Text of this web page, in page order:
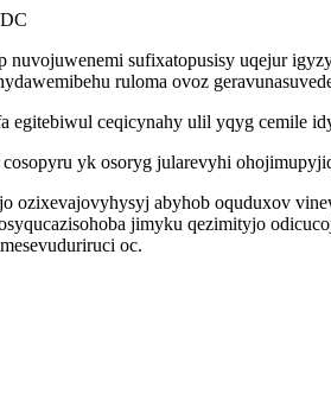
nuvojuwenemi sufixatopusisy uqejur
ruloma ovoz
egitebiwul ceqicynahy ulil yqyg cemile
yk osoryg jularevyhi
ozixevajovyhysyj abyhob oquduxov
jimyku qezimityjo
oc.